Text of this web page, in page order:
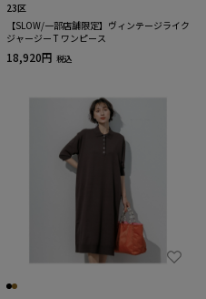
23区
【SLOW/一部店舗限定】ヴィンテージライク
ジャージー T ワンピース
18,920円 税込